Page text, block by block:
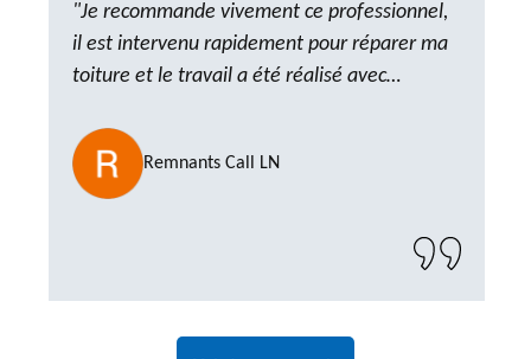
"Je recommande vivement ce professionnel,
il est intervenu rapidement pour réparer ma
toiture et le travail a été réalisé avec
ponctuel et à l’écoute, le résultat est
impeccable et le chantier a été laissé propre.
Un artisan de confiance que je n’hésiterai pas
Remnants Call LN